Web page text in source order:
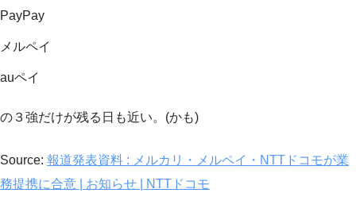
PayPay
メルペイ
auペイ
の３強だけが残る日も近い。(かも)
Source: 報道発表資料 : メルカリ・メルペイ・NTTドコモが業
務提携に合意 | お知らせ | NTTドコモ